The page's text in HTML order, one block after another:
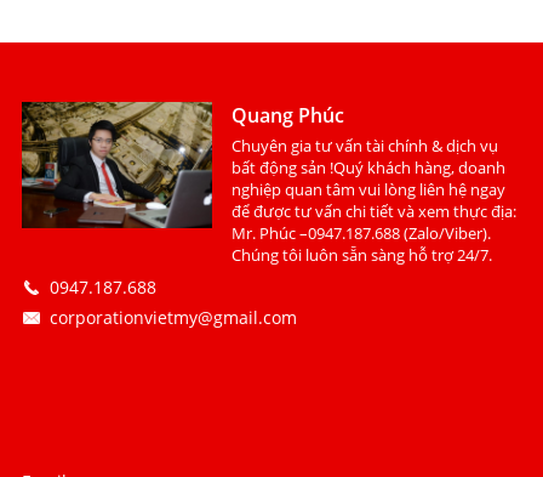
Quang Phúc
Chuyên gia tư vấn tài chính & dịch vụ
bất động sản !Quý khách hàng, doanh
nghiệp quan tâm vui lòng liên hệ ngay
để được tư vấn chi tiết và xem thực địa:
Mr. Phúc –0947.187.688 (Zalo/Viber).
Chúng tôi luôn sẵn sàng hỗ trợ 24/7.
0947.187.688
corporationvietmy@gmail.com